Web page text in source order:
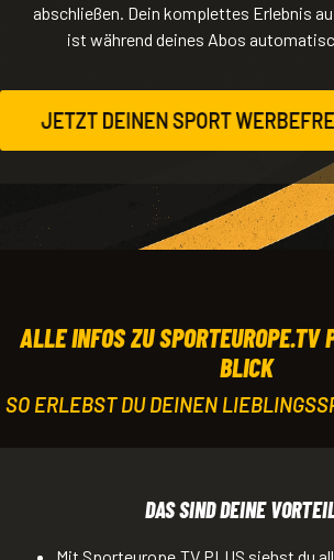
abschließen. Dein komplettes Erlebnis
ist während deines Abos
ALLE INFOS ZU SPORTEUROPE.TV
BLICK
SO ERLEBST DU DEINEN
DAS SIND DEINE